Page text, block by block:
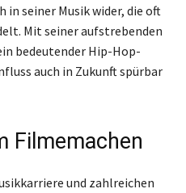
in seiner Musik wider, die oft
Mit seiner aufstrebenden
bedeutender Hip-Hop-
auch in Zukunft spürbar
Filmemachen
und zahlreichen